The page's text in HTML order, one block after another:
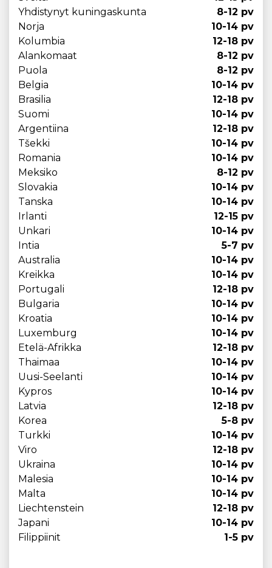
Yhdistynyt kuningaskunta
8-12 pv
Norja
10-14 pv
Kolumbia
12-18 pv
Alankomaat
8-12 pv
Puola
8-12 pv
Belgia
10-14 pv
Brasilia
12-18 pv
Suomi
10-14 pv
Argentiina
12-18 pv
Tšekki
10-14 pv
Romania
10-14 pv
Meksiko
8-12 pv
Slovakia
10-14 pv
Tanska
10-14 pv
Irlanti
12-15 pv
Unkari
10-14 pv
Intia
5-7 pv
Australia
10-14 pv
Kreikka
10-14 pv
Portugali
12-18 pv
Bulgaria
10-14 pv
Kroatia
10-14 pv
Luxemburg
10-14 pv
Etelä-Afrikka
12-18 pv
Thaimaa
10-14 pv
Uusi-Seelanti
10-14 pv
Kypros
10-14 pv
Latvia
12-18 pv
Korea
5-8 pv
Turkki
10-14 pv
Viro
12-18 pv
Ukraina
10-14 pv
Malesia
10-14 pv
Malta
10-14 pv
Liechtenstein
12-18 pv
Japani
10-14 pv
Filippiinit
1-5 pv